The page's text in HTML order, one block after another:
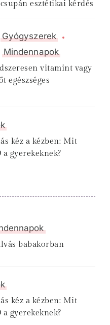
esztétikai kérdés
Gyógyszerek
Mindennapok
vitamint vagy
egészséges
kéz a kézben: Mit
gyerekeknek?
babakorban
kéz a kézben: Mit
gyerekeknek?